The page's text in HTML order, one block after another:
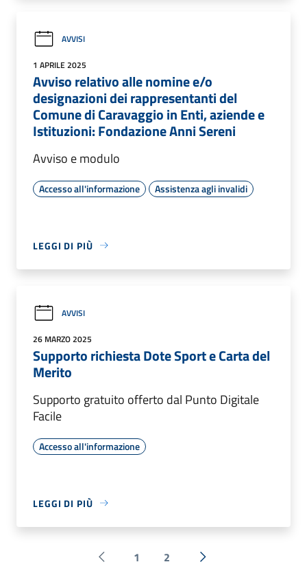
AVVISI
1 APRILE 2025
Avviso relativo alle nomine e/o
designazioni dei rappresentanti del
Comune di Caravaggio in Enti, aziende e
Istituzioni: Fondazione Anni Sereni
Avviso e modulo
Accesso all'informazione Assistenza agli invalidi
LEGGI DI PIÙ
AVVISI
26 MARZO 2025
Supporto richiesta Dote Sport e Carta del
Merito
Supporto gratuito offerto dal Punto Digitale
Facile
Accesso all'informazione
LEGGI DI PIÙ
Pagina precedente
1 2 Successiva »